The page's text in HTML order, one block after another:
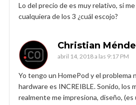
Lo del precio de es muy relativo, si
cualquiera de los 3 ¿cuál escojo?
Christian
abril 14, 2018 a las 9:17 PM
Yo tengo un HomePod y el problema
hardware es INCREIBLE. Sonido, los
realmente me impresiona, diseño, (es